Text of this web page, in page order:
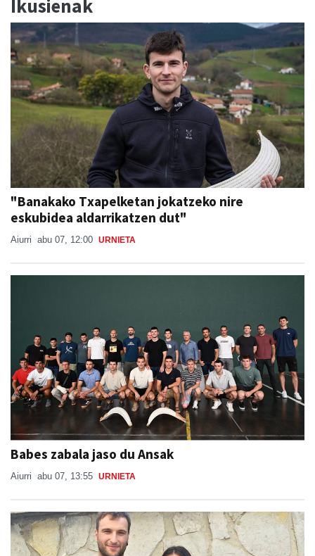
"Banakako Txapelketan jokatzeko nire
eskubidea aldarrikatzen dut"
Aiurri abu 07, 12:00 URNIETA
Babes zabala jaso du Ansak